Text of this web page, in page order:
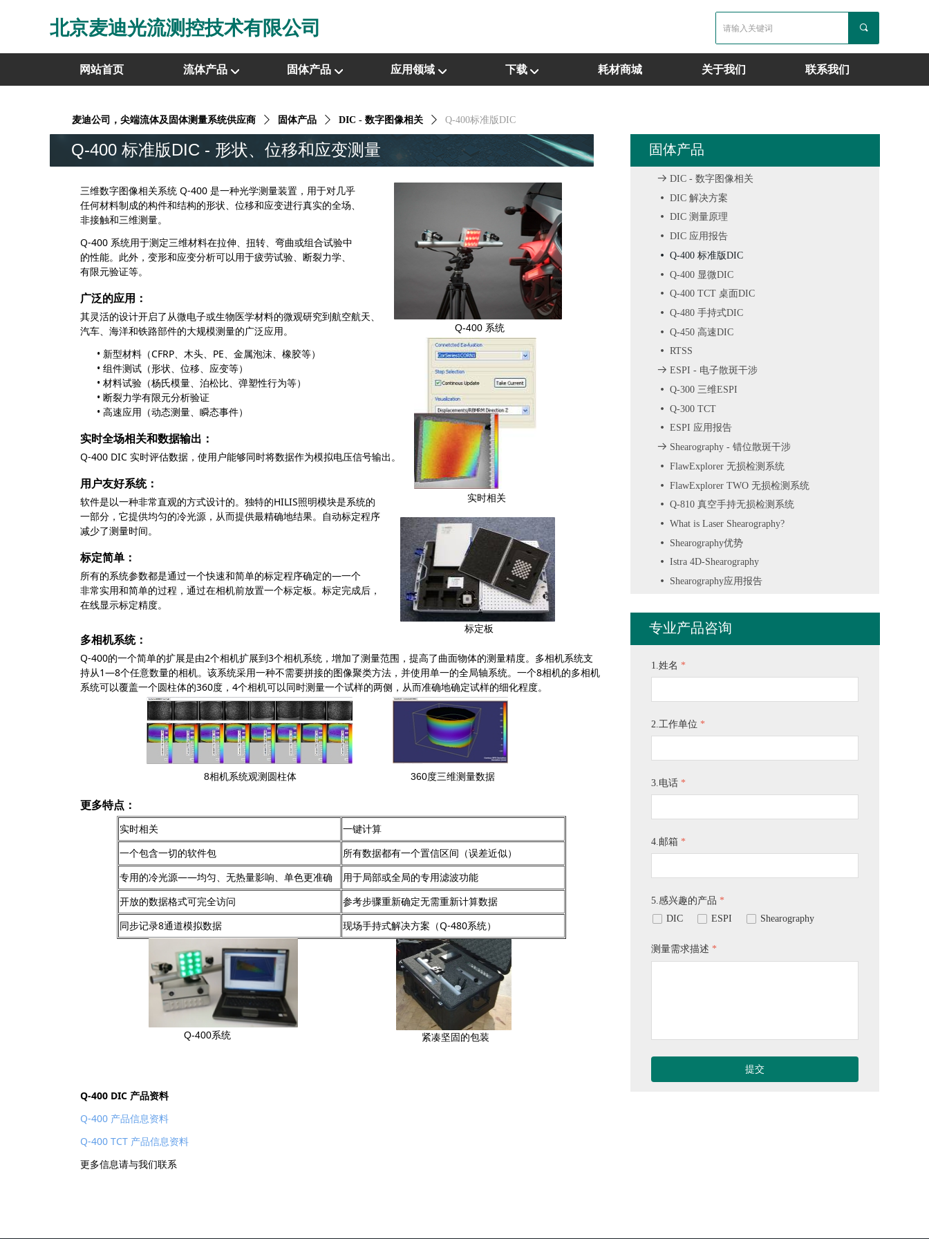
网站首页 流体产品 固体产品 应用领域 下载 耗材商城 关于我们 联系我们
北京麦迪光流测控技术有限公司 끠
麦迪公司，尖端流体及固体测量系统供应商 ꄲ 固体产品 ꄲ DIC - 数字图像相关 ꄲ Q-400标准版DIC
Q-400 标准版DIC - 形状、位移和应变测量
三维数字图像相关系统 Q-400 是一种光学测量装置，用于对几乎
任何材料制成的构件和结构的形状、位移和应变进行真实的全场、
非接触和三维测量。
Q-400 系统用于测定三维材料在拉伸、扭转、弯曲或组合试验中
的性能。此外，变形和应变分析可以用于疲劳试验、断裂力学、
有限元验证等。
广泛的应用：
其灵活的设计开启了从微电子或生物医学材料的微观研究到航空航天、
汽车、海洋和铁路部件的大规模测量的广泛应用。
• 新型材料（CFRP、木头、PE、金属泡沫、橡胶等）
• 组件测试（形状、位移、应变等）
• 材料试验（杨氏模量、泊松比、弹塑性行为等）
• 断裂力学有限元分析验证
• 高速应用（动态测量、瞬态事件）
实时全场相关和数据输出：
Q-400 DIC 实时评估数据，使用户能够同时将数据作为模拟电压信号输出。
用户友好系统：
软件是以一种非常直观的方式设计的。独特的HILIS照明模块是系统的
一部分， 它提供均匀的冷光源，从而提供最精确地结果。自动标定程序
减少了测量时间。
标定简单：
所有的系统参数都是通过一个快速和简单的标定程序确定的—一个
非常实用和简单的过程，通过在相机前放置一个标定板。标定完成后，
在线显示标定精度。
多相机系统：
Q-400的一个简单的扩展是由2个相机扩展到3个相机系统，增加了测量范围，提高了曲面物体的测量精度。多相机系统支
持从1—8个任意数量的相机。该系统采用一种不需要拼接的图像聚类方法，并使用单一的全局轴系统。一个8相机的多相机
系统可以覆盖一个圆柱体的360度，4个相机可以同时测量一个试样的两侧，从而准确地确定试样的细化程度。
更多特点：
实时相关
一键计算
一个包含一切的软件包
所有数据都有一个置信区间（误差近似）
专用的冷光源——均匀、无热量影响、单色更准确
用于局部或全局的专用滤波功能
开放的数据格式可完全访问
参考步骤重新确定无需重新计算数据
同步记录8通道模拟数据
现场手持式解决方案（Q-480系统）
Q-400 DIC 产品资料
Q-400 产品信息资料
Q-400 TCT 产品信息资料
更多信息请与我们联系
Q-400 系统
实时相关
标定板
8相机系统观测圆柱体 360度三维测量数据
Q-400系统 紧凑坚固的包装
뀠 DIC - 数字图像相关
넸 DIC 解决方案
넸 DIC 测量原理
넸 DIC 应用报告
넸 Q-400 标准版DIC
넸 Q-400 显微DIC
넸 Q-400 TCT 桌面DIC
넸 Q-480 手持式DIC
넸 Q-450 高速DIC
넸 RTSS
뀠 ESPI - 电子散斑干涉
넸 Q-300 三维ESPI
넸 Q-300 TCT
넸 ESPI 应用报告
뀠 Shearography - 错位散斑干涉
넸 FlawExplorer 无损检测系统
넸 FlawExplorer TWO 无损检测系统
넸 Q-810 真空手持无损检测系统
넸 What is Laser Shearography?
넸 Shearography优势
넸 Istra 4D-Shearography
넸 Shearography应用报告
固体产品
专业产品咨询
1.姓名 *
2.工作单位 *
3.电话 *
4.邮箱 *
5.感兴趣的产品 *
DIC ESPI Shearography
测量需求描述 *
提交